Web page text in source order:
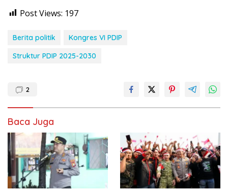
Post Views: 197
Berita politik
Kongres VI PDIP
Struktur PDIP 2025-2030
2
Baca Juga